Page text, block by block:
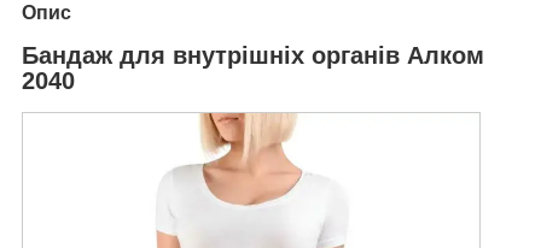
Опис
Бандаж для внутрішніх органів Алком
2040